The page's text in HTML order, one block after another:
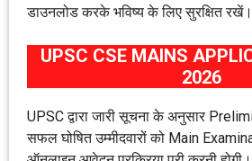
डाउनलोड करके भविष्य के लिए सुरक्षित रखें।
UPSC CSE MAINS
2026
UPSC द्वारा जारी सूचना के अनुसार
सफल घोषित उम्मीदवारों को Main